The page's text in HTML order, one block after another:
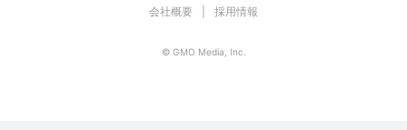
会社概要 採用情報
© GMO Media, Inc.